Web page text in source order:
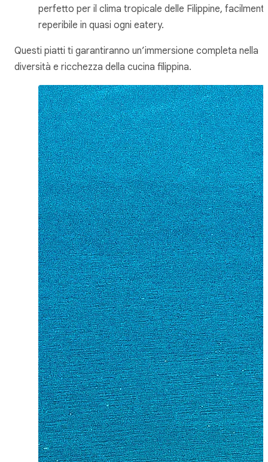
perfetto per il clima tropicale delle Filippine,
reperibile in quasi ogni eatery.
Questi piatti ti garantiranno un’immersione completa nella
diversità e ricchezza della cucina filippina.